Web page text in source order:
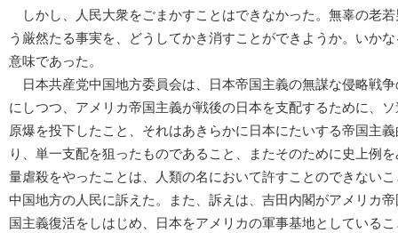
しかし、人民大衆をごまかすことはできなかった。無辜の老
う厳然たる事実を、どうしてかき消すことができようか。いか
意味であった。
日本共産党中国地方委員会は、日本帝国主義の無謀な侵略戦
にしつつ、アメリカ帝国主義が戦後の日本を支配するために、
原爆を投下したこと、それはあきらかに日本にたいする帝国主
り、単一支配を狙ったものであること、またそのために史上例
量虐殺をやったことは、人類の名において許すことのできない
中国地方の人民に訴えた。また、訴えは、吉田内閣がアメリカ
国主義復活をしはじめ、日本をアメリカの軍事基地としている